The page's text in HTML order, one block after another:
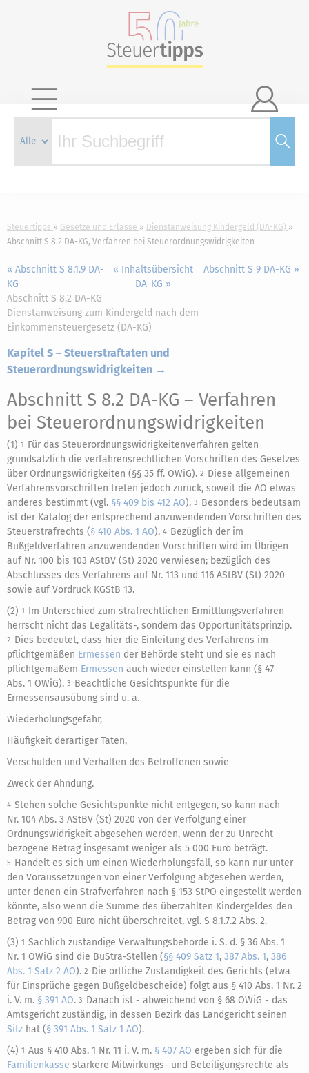

Steuertipps Gesetze und Erlasse
Dienstanweisung Kindergeld (DA-KG)
Abschnitt S 8.2 DA-KG, Verfahren bei Steuerordnungswidrigkeiten
« Abschnitt S 8.1.9 DA-
KG
« Inhaltsübersicht
DA-KG »
Abschnitt S 9 DA-KG »
Abschnitt S 8.2 DA-KG
Dienstanweisung zum Kindergeld nach dem
Einkommensteuergesetz (DA-KG)
Kapitel S – Steuerstraftaten und
Steuerordnungswidrigkeiten →
Abschnitt S 8.2 DA-KG – Verfahren
bei Steuerordnungswidrigkeiten
(1) 1 Für das Steuerordnungswidrigkeitenverfahren gelten
grundsätzlich die verfahrensrechtlichen Vorschriften des Gesetzes
über Ordnungswidrigkeiten (§§ 35 ff. OWiG). 2 Diese allgemeinen
Verfahrensvorschriften treten jedoch zurück, soweit die AO etwas
anderes bestimmt (vgl. §§ 409 bis 412 AO). 3 Besonders bedeutsam
ist der Katalog der entsprechend anzuwendenden Vorschriften des
Steuerstrafrechts (§ 410 Abs. 1 AO). 4 Bezüglich der im
Bußgeldverfahren anzuwendenden Vorschriften wird im Übrigen
auf Nr. 100 bis 103 AStBV (St) 2020 verwiesen; bezüglich des
Abschlusses des Verfahrens auf Nr. 113 und 116 AStBV (St) 2020
sowie auf Vordruck KGStB 13.
(2) 1 Im Unterschied zum strafrechtlichen Ermittlungsverfahren
herrscht nicht das Legalitäts-, sondern das Opportunitätsprinzip.
2 Dies bedeutet, dass hier die Einleitung des Verfahrens im
pflichtgemäßen Ermessen der Behörde steht und sie es nach
pflichtgemäßem Ermessen auch wieder einstellen kann (§ 47
Abs. 1 OWiG). 3 Beachtliche Gesichtspunkte für die
Ermessensausübung sind u. a.
Wiederholungsgefahr,
Häufigkeit derartiger Taten,
Verschulden und Verhalten des Betroffenen sowie
Zweck der Ahndung.
4 Stehen solche Gesichtspunkte nicht entgegen, so kann nach
Nr. 104 Abs. 3 AStBV (St) 2020 von der Verfolgung einer
Ordnungswidrigkeit abgesehen werden, wenn der zu Unrecht
bezogene Betrag insgesamt weniger als 5 000 Euro beträgt.
5 Handelt es sich um einen Wiederholungsfall, so kann nur unter
den Voraussetzungen von einer Verfolgung abgesehen werden,
unter denen ein Strafverfahren nach § 153 StPO eingestellt werden
könnte, also wenn die Summe des überzahlten Kindergeldes den
Betrag von 900 Euro nicht überschreitet, vgl. S 8.1.7.2 Abs. 2.
(3) 1 Sachlich zuständige Verwaltungsbehörde i. S. d. § 36 Abs. 1
Nr. 1 OWiG sind die BuStra-Stellen (§§ 409 Satz 1, 387 Abs. 1, 386
Abs. 1 Satz 2 AO). 2 Die örtliche Zuständigkeit des Gerichts (etwa
für Einsprüche gegen Bußgeldbescheide) folgt aus § 410 Abs. 1 Nr. 2
i. V. m. § 391 AO. 3 Danach ist - abweichend von § 68 OWiG - das
Amtsgericht zuständig, in dessen Bezirk das Landgericht seinen
Sitz hat (§ 391 Abs. 1 Satz 1 AO).
(4) 1 Aus § 410 Abs. 1 Nr. 11 i. V. m. § 407 AO ergeben sich für die
Familienkasse stärkere Mitwirkungs- und Beteiligungsrechte als